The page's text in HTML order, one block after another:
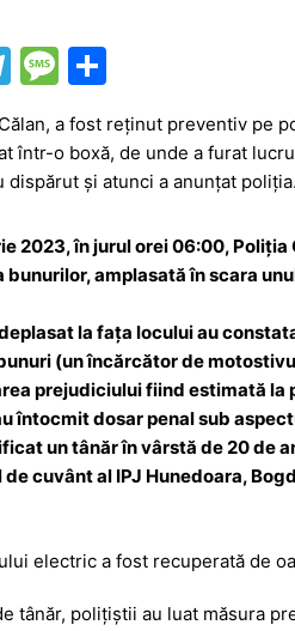
T
e
gr
m
M
e
s
s
g
e
P
ar
ta
je
z
ă
a fost reţinut preventiv pe
într-o boxă, de unde a furat
și atunci a anunțat poliția.
2023, în jurul orei 06:00,
amplasată în scara
la faţa locului au
(un încărcător de
prejudiciului fiind estimată la
întocmit dosar penal sub
un tânăr în vârstă de 20 de
cuvânt al IPJ Hunedoara,
electric a fost recuperată de
tânăr, poliţiştii au luat măsura